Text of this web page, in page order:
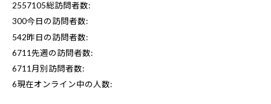
2557105総訪問者数:
300今日の訪問者数:
542昨日の訪問者数:
6711先週の訪問者数:
6711 月別訪問者数:
6現在オンライン中の人数: